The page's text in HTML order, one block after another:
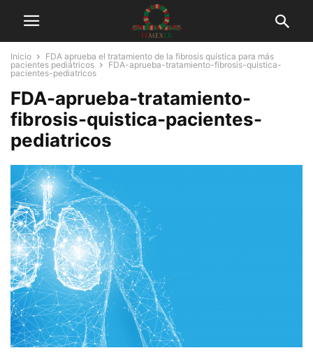
Inicio
FDA aprueba el tratamiento de la fibrosis quística para más
pacientes pediátricos
FDA-aprueba-tratamiento-fibrosis-quistica-
pacientes-pediatricos
FDA-aprueba-tratamiento-
fibrosis-quistica-pacientes-
pediatricos